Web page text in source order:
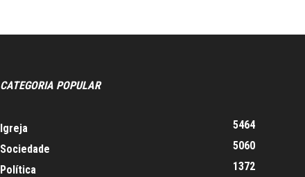
CATEGORIA POPULAR
Igreja
5464
Sociedade
5060
Política
1372